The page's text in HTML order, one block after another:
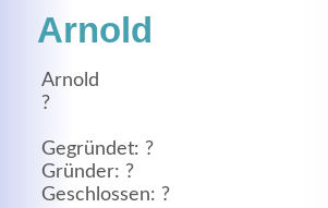
Arnold
Arnold
?
Gegründet: ?
Gründer: ?
Geschlossen: ?
Lorem ipsum dolor sit amet,
elit. Aenean commodo ligula